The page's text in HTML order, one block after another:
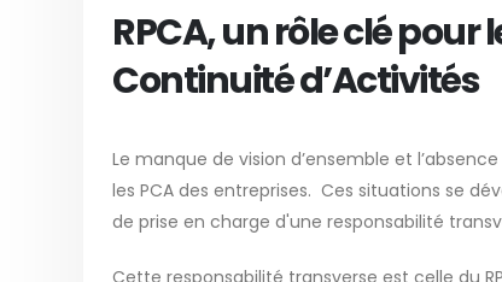
RPCA, un rôle clé
Continuité d’Activités
Le manque de vision d’ensemble et
les PCA des entreprises. Ces situations se
de prise en charge d'une responsabilité
Cette responsabilité transverse est celle du